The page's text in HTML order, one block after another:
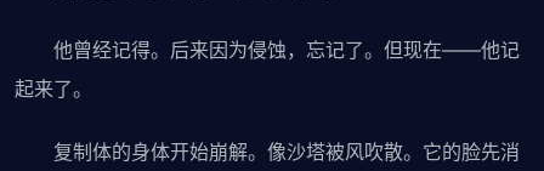
他曾经记得。后来因为侵蚀，忘记了。但现在——他记
起来了。
复制体的身体开始崩解。像沙塔被风吹散。它的脸先消